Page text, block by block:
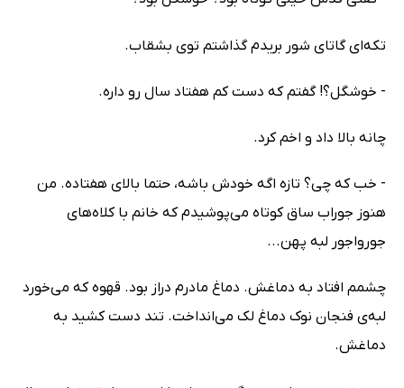
تکه‌ای گاتای شور بریدم گذاشتم توی بشقاب.
- خوشگل؟! گفتم که دست کم هفتاد سال رو داره.
چانه بالا داد و اخم کرد.
- خب که چی؟ تازه اگه خودش باشه، حتما بالای هفتاده. من
هنوز جوراب ساق کوتاه می‌پوشیدم که خانم با کلاه‌های
جورواجور لبه پهن...
چشمم افتاد به دماغش. دماغ مادرم دراز بود. قهوه که می‌خورد
لبه‌ی فنجان نوک دماغ لک می‌انداخت. تند دست کشید به
دماغش.